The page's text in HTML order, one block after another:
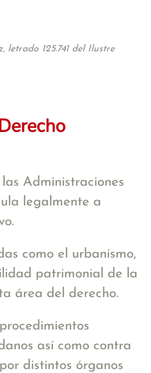
letrado 125.741 del Ilustre
Administraciones
legalmente a
como el urbanismo,
patrimonial de la
área del derecho.
así como contra
distintos órganos